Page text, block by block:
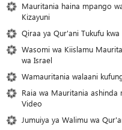
Mauritania haina mpango
Kizayuni
Qiraa ya Qur'ani Tukufu
Wasomi wa Kiislamu
wa Israel
Wamauritania walaani
Raia wa Mauritania ashinda
Video
Jumuiya ya Walimu wa